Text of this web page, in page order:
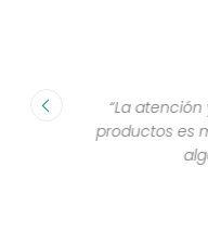
”
“La
productos es